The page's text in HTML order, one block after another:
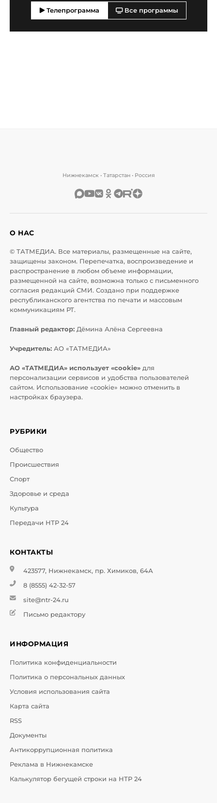
Телепрограмма Все программы
Нижнекамск • Татарстан • Россия
О НАС
© ТАТМЕДИА. Все материалы, размещенные на сайте,
защищены законом. Перепечатка, воспроизведение и
распространение в любом объеме информации,
размещенной на сайте, возможна только с письменного
согласия редакций СМИ. Создано при поддержке
республиканского агентства по печати и массовым
коммуникациям РТ.
Главный редактор: Дёмина Алёна Сергеевна
Учредитель: АО «ТАТМЕДИА»
АО «ТАТМЕДИА» использует «cookie» для
персонализации сервисов и удобства пользователей
сайтом. Использование «cookie» можно отменить в
настройках браузера.
РУБРИКИ
Общество
Происшествия
Спорт
Здоровье и среда
Культура
Передачи НТР 24
КОНТАКТЫ
423577, Нижнекамск, пр. Химиков, 64А
8 (8555) 42-32-57
site@ntr-24.ru
Письмо редактору
ИНФОРМАЦИЯ
Политика конфиденциальности
Политика о персональных данных
Условия использования сайта
Карта сайта
RSS
Документы
Антикоррупционная политика
Реклама в Нижнекамске
Калькулятор бегущей строки на НТР 24